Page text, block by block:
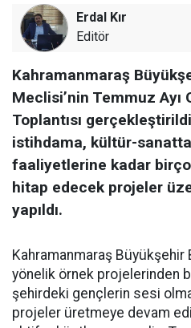
Erdal Kır
Editör
Kahramanmaraş
Meclisi’nin Temmuz Ayı
Toplantısı
istihdama, kültür-
faaliyetlerine kadar
hitap edecek projeler
yapıldı.
Kahramanmaraş
yönelik örnek projelerinden
şehirdeki gençlerin sesi
projeler üretmeye devam